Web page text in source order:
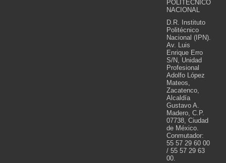
POLITÉCNICO
NACIONAL
D.R. Instituto
Politécnico
Nacional (IPN).
Av. Luis
Enrique Erro
S/N, Unidad
Profesional
Adolfo López
Mateos,
Zacatenco,
Alcaldía
Gustavo A.
Madero, C.P.
07738, Ciudad
de México.
Conmutador:
55 57 29 60 00
/ 55 57 29 63
00.